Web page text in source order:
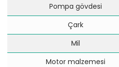
Pompa gövdesi
Çark
Mil
Motor malzemesi